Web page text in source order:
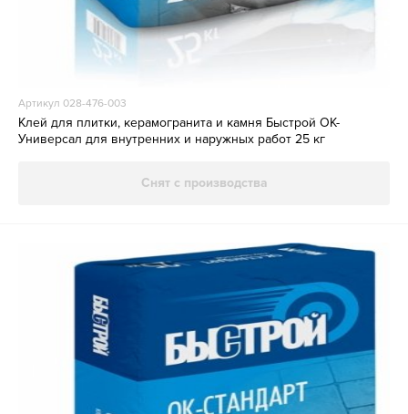
Артикул 028-476-003
Клей для плитки, керамогранита и камня Быстрой ОК-
Универсал для внутренних и наружных работ 25 кг
Снят с производства